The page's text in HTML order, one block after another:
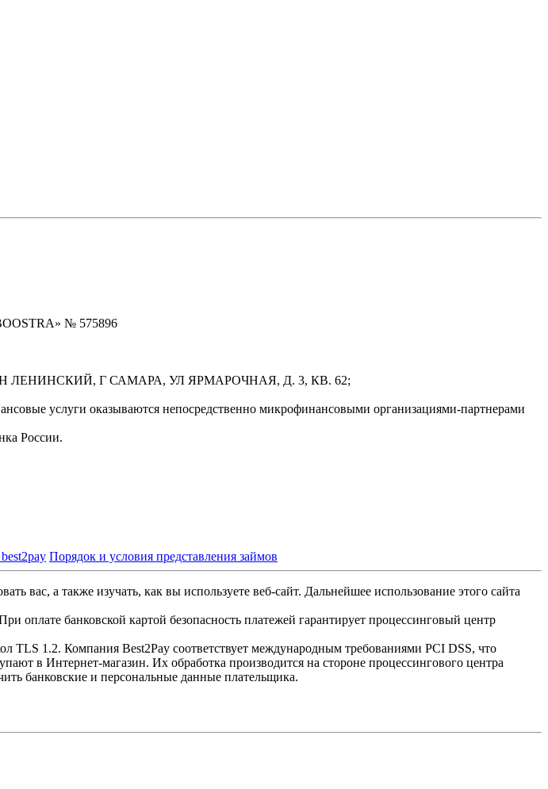
№ 575896
Н ЛЕНИНСКИЙ, Г САМАРА, УЛ ЯРМАРОЧНАЯ, Д. 3, КВ. 62;
услуги оказываются непосредственно микрофинансовыми организациями-партнерами
России.
Порядок и условия представления займов
вас, а также изучать, как вы используете веб-сайт. Дальнейшее использование этого сайта
банковской картой безопасность платежей гарантирует процессинговый центр
TLS 1.2. Компания Best2Pay соответствует международным требованиями PCI DSS, что
в Интернет-магазин. Их обработка производится на стороне процессингового центра
банковские и персональные данные плательщика.